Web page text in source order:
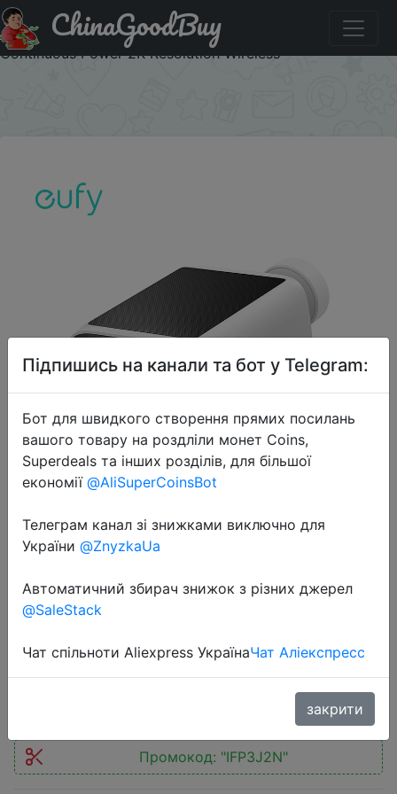
Купити по знижці IFP3J2N eufy security S220 SoloCam
Solar Security Camera Wireless Outdoor Camera
Continuous Power 2K Resolution Wireless
ChinaGoodBuy
2025-06-30
eufy security S220 SoloCam Solar
Camera Continuous Power 2K
Resolution Wireless
$66.02
Промокод: "IFP3J2N"
Підпишись на канали та бот у Telegram:
Бот для швидкого створення прямих посилань
вашого товару на роздліли монет Coins,
Superdeals та інших розділів, для більшої
економії @AliSuperCoinsBot
Телеграм канал зі знижками виключно для
України @ZnyzkaUa
Автоматичний збирач знижок з різних джерел
@SaleStack
Чат спільноти Aliexpress УкраїнаЧат Аліекспресс
закрити